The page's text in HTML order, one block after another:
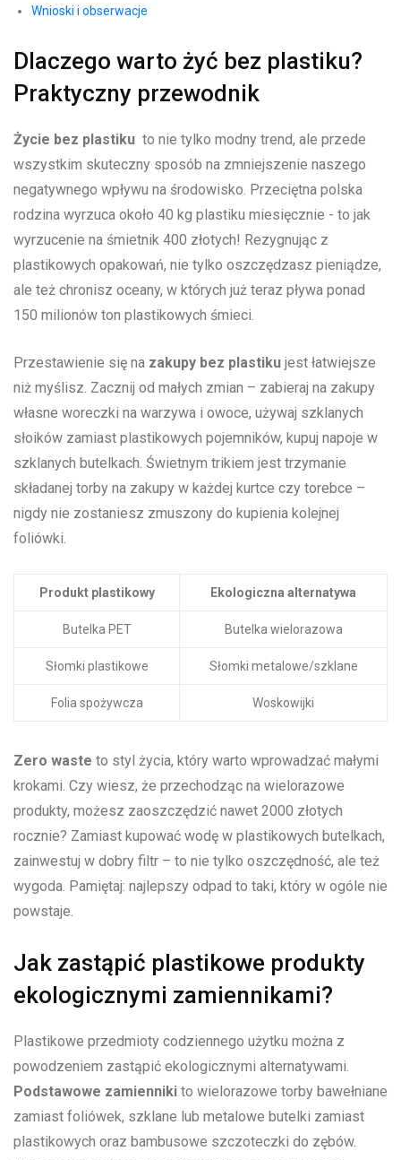
Wnioski i obserwacje
Dlaczego warto żyć bez plastiku?
Praktyczny ⁤przewodnik
Życie bez plastiku ⁣ to nie tylko modny ⁢trend,‌ ale przede​
wszystkim ⁣skuteczny sposób na zmniejszenie naszego
negatywnego wpływu na środowisko. Przeciętna polska
rodzina wyrzuca ‍około 40 kg plastiku ⁣miesięcznie ​- ​to jak
wyrzucenie na śmietnik⁤ 400 złotych! ‌Rezygnując⁤ z
plastikowych opakowań, nie tylko oszczędzasz⁤ pieniądze,
ale ⁢też‍ chronisz oceany, w ⁤których już teraz pływa⁤ ponad
⁢150⁣ milionów ton plastikowych‌ śmieci.
Przestawienie się na zakupy bez ‍plastiku jest łatwiejsze
niż myślisz. Zacznij​ od małych zmian⁢ – ‍zabieraj ‍na​ zakupy
własne woreczki na‍ warzywa i ⁢owoce, ⁣używaj szklanych
słoików zamiast ⁤plastikowych ​pojemników, kupuj ⁢napoje w
szklanych ⁣butelkach. Świetnym trikiem ​jest trzymanie⁣
składanej ‍torby na⁤ zakupy w każdej⁤ kurtce czy torebce –
‌nigdy ‍nie ‌zostaniesz zmuszony do‌ kupienia kolejnej
foliówki.
Produkt plastikowy Ekologiczna alternatywa
Butelka PET Butelka wielorazowa
Słomki plastikowe Słomki metalowe/szklane
Folia spożywcza Woskowijki
Zero waste to⁣ styl życia, który warto​ wprowadzać małymi
krokami. Czy ⁤wiesz, że⁢ przechodząc na wielorazowe
⁢produkty, możesz zaoszczędzić ‌nawet 2000 złotych
rocznie?​ Zamiast⁣ kupować wodę ⁢w plastikowych ‍butelkach,⁤
zainwestuj w‌ dobry filtr – to nie tylko‌ oszczędność, ale też
wygoda. Pamiętaj: najlepszy odpad to​ taki, który⁢ w⁤ ogóle nie
powstaje.
Jak zastąpić ‍plastikowe ⁢produkty
ekologicznymi⁤ zamiennikami?
Plastikowe⁤ przedmioty codziennego‌ użytku można z
powodzeniem zastąpić ekologicznymi alternatywami.
Podstawowe zamienniki to wielorazowe torby‌ bawełniane
⁤zamiast foliówek, ​szklane lub metalowe butelki ‍zamiast⁣
plastikowych oraz bambusowe ⁤szczoteczki​ do zębów.‍